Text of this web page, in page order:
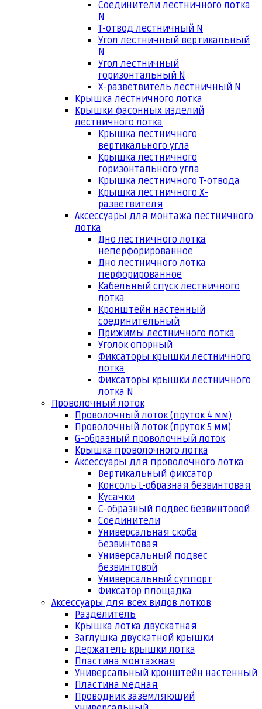
Соединители лестничного лотка
N
Т-отвод лестничный N
Угол лестничный вертикальный
N
Угол лестничный
горизонтальный N
Х-разветвитель лестничный N
Крышка лестничного лотка
Крышки фасонных изделий
лестничного лотка
Крышка лестничного
вертикального угла
Крышка лестничного
горизонтального угла
Крышка лестничного Т-отвода
Крышка лестничного Х-
разветвителя
Аксессуары для монтажа лестничного
лотка
Дно лестничного лотка
неперфорированное
Дно лестничного лотка
перфорированное
Кабельный спуск лестничного
лотка
Кронштейн настенный
соединительный
Прижимы лестничного лотка
Уголок опорный
Фиксаторы крышки лестничного
лотка
Фиксаторы крышки лестничного
лотка N
Проволочный лоток
Проволочный лоток (пруток 4 мм)
Проволочный лоток (пруток 5 мм)
G-образный проволочный лоток
Крышка проволочного лотка
Аксессуары для проволочного лотка
Вертикальный фиксатор
Консоль L-образная безвинтовая
Кусачки
С-образный подвес безвинтовой
Соединители
Универсальная скоба
безвинтовая
Универсальный подвес
безвинтовой
Универсальный суппорт
Фиксатор площадка
Аксессуары для всех видов лотков
Разделитель
Крышка лотка двускатная
Заглушка двускатной крышки
Держатель крышки лотка
Пластина монтажная
Универсальный кронштейн настенный
Пластина медная
Проводник заземляющий